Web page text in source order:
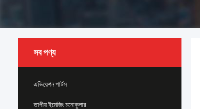
সব পণ্য
এভিয়েশন পার্টস
তাপীয় ইমেজিং মনোকুলার